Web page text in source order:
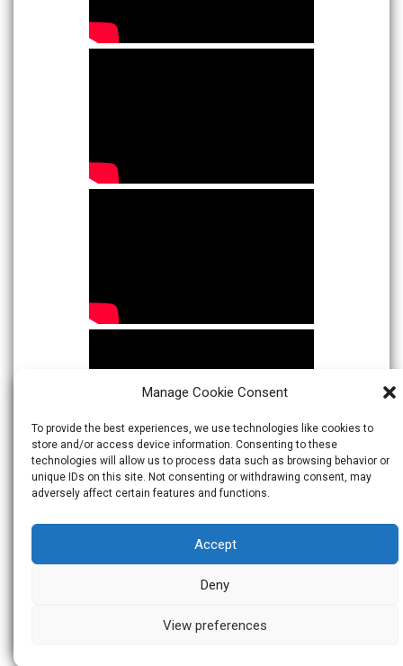
Manage Cookie Consent
To provide the best experiences, we use technologies like cookies to
store and/or access device information. Consenting to these
technologies will allow us to process data such as browsing behavior or
unique IDs on this site. Not consenting or withdrawing consent, may
adversely affect certain features and functions.
Accept
Deny
View preferences